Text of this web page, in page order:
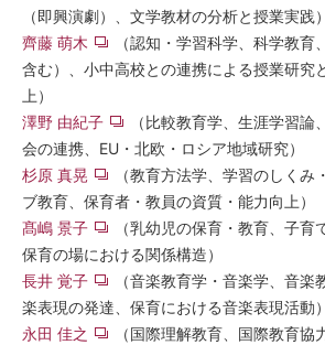
（即興演劇）、文学教材の分析と授業実践）
齊藤 萌木
（認知・学習科学、科学教育
含む）、小中高校との連携による授業研究
上）
澤野 由紀子
（比較教育学、生涯学習
会の連携、EU・北欧・ロシア地域研究）
杉原 真晃
（教育方法学、学習のしくみ
ブ教育、保育者・教員の資質・能力向上）
髙嶋 景子
（乳幼児の保育・教育、子育
保育の場における関係構造）
長井 覚子
（音楽教育学・音楽学、音
楽表現の発達、保育における音楽表現活動）
永田 佳之
（国際理解教育、国際教育協